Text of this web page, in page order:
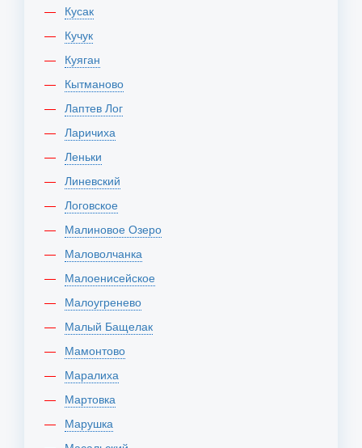
Кусак
Кучук
Куяган
Кытманово
Лаптев Лог
Ларичиха
Леньки
Линевский
Логовское
Малиновое Озеро
Маловолчанка
Малоенисейское
Малоугренево
Малый Бащелак
Мамонтово
Маралиха
Мартовка
Марушка